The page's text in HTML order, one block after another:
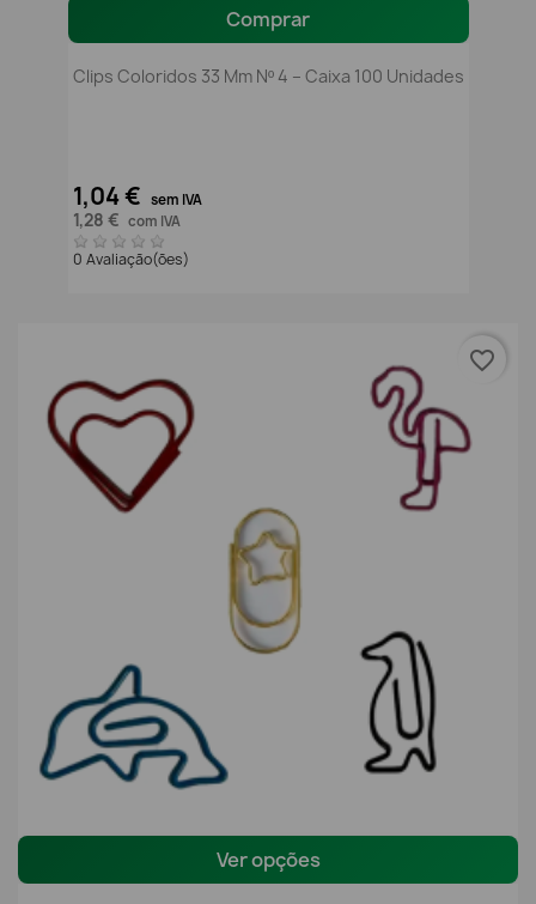
Comprar
Clips Coloridos 33 Mm Nº 4 – Caixa 100 Unidades
1,04 € sem IVA
1,28 € com IVA
0 Avaliação(ões)
Ver opções
favorite_border